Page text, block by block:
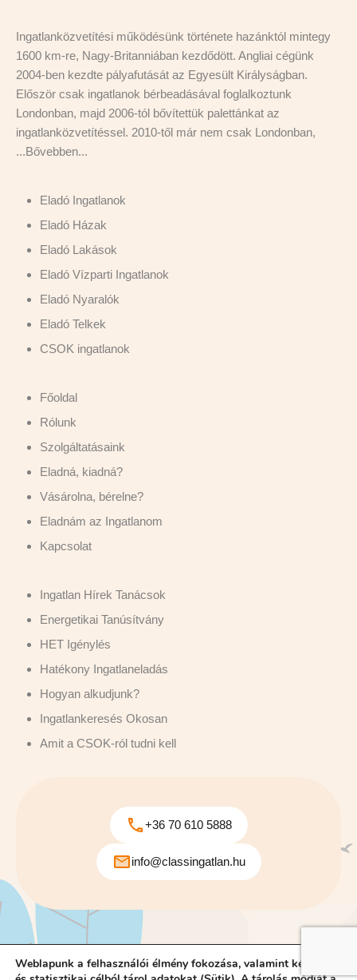
Ingatlanközvetítési működésünk története hazánktól mintegy
1600 km-re, Nagy-Britanniában kezdődött. Angliai cégünk
2004-ben kezdte pályafutását az Egyesült Királyságban.
Először csak ingatlanok bérbeadásával foglalkoztunk
Londonban, majd 2006-tól bővítettük palettánkat az
ingatlanközvetítéssel. 2010-től már nem csak Londonban,
...Bővebben...
Eladó Ingatlanok
Eladó Házak
Eladó Lakások
Eladó Vízparti Ingatlanok
Eladó Nyaralók
Eladó Telkek
CSOK ingatlanok
Főoldal
Rólunk
Szolgáltatásaink
Eladná, kiadná?
Vásárolna, bérelne?
Eladnám az Ingatlanom
Kapcsolat
Ingatlan Hírek Tanácsok
Energetikai Tanúsítvány
HET Igénylés
Hatékony Ingatlaneladás
Hogyan alkudjunk?
Ingatlankeresés Okosan
Amit a CSOK-ról tudni kell
+36 70 610 5888
info@classingatlan.hu
© 2025 Classingatlan. |Felhasználási Feltételek
Adatvédelmi
Szabályzat|Adatvédelmi Eszközök|Süti Beállítások
Weblapunk a felhasználói élmény fokozása, valamint kényelmi